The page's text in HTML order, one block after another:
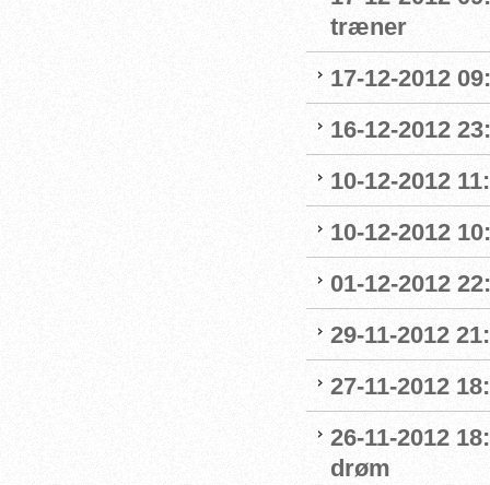
træner
17-12-2012
16-12-2012
10-12-2012
10-12-2012
01-12-2012
29-11-2012
27-11-2012
26-11-2012
drøm